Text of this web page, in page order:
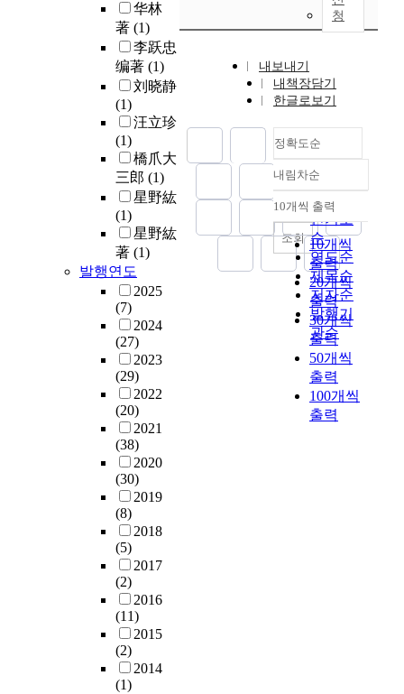
华林
著 (1)
李跃忠
编著 (1)
刘晓静
(1)
汪立珍
(1)
橋爪大
三郎 (1)
星野紘
(1)
星野紘
著 (1)
발행연도
2025
(7)
2024
(27)
2023
(29)
2022
(20)
2021
(38)
2020
(30)
2019
(8)
2018
(5)
2017
(2)
2016
(11)
2015
(2)
2014
(1)
청
내보내기
내책장담기
한글로보기
정확도순
정확도
순
인기도
순
연도순
제목순
저자순
발행기
관순
내림차순
내림차순
10개씩 출력
10개씩
출력
20개씩
출력
30개씩
출력
50개씩
출력
100개씩
출력
조회